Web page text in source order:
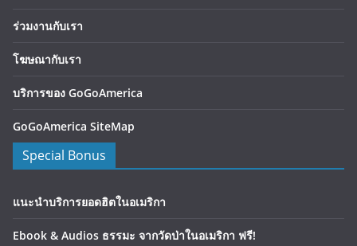
ร่วมงานกับเรา
โฆษณากับเรา
บริการของ GoGoAmerica
GoGoAmerica SiteMap
Special Bonus
แนะนำบริการยอดฮิตในอเมริกา
Ebook & Audios ธรรมะ จากวัดป่าในอเมริกา ฟรี!